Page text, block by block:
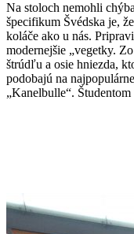
Na stoloch nemohli
špecifikum Švédska je,
koláče ako u nás.
modernejšie „vegetky.
štrúdľu a osie hniezda,
podobajú na
„Kanelbulle“.